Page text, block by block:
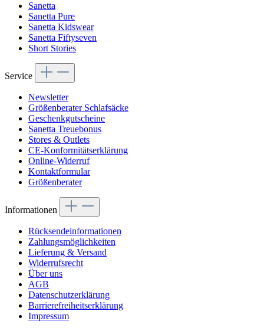
Sanetta
Sanetta Pure
Sanetta Kidswear
Sanetta Fiftyseven
Short Stories
Service
Newsletter
Größenberater Schlafsäcke
Geschenkgutscheine
Sanetta Treuebonus
Stores & Outlets
CE-Konformitätserklärung
Online-Widerruf
Kontaktformular
Größenberater
Informationen
Rücksendeinformationen
Zahlungsmöglichkeiten
Lieferung & Versand
Widerrufsrecht
Über uns
AGB
Datenschutzerklärung
Barrierefreiheitserklärung
Impressum